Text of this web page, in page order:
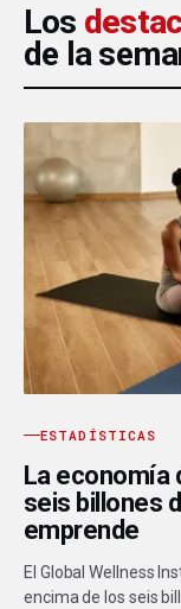
Los
de la
ESTADÍSTICAS
La economía
seis billones
emprende
El Global Wellness
encima de los seis